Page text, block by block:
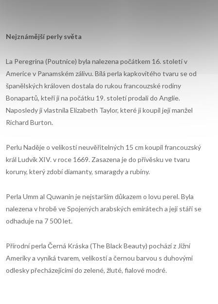
Nejznámější perly světa
La Peregrina (Poutnice) byla nalezena počátkem 16. století v
Americe v Panamském zálivu. Bílá perla kapkovitého tvaru se od
španělských královen dostala do rukou francouzské rodiny
Bonapartů, kteří ji na počátku 19. století prodali do Anglie.
Naposledy ji vlastnila Elizabeth Taylor, které ji koupil její manžel
Richard Burton.
Perlu Naděje o velikosti neuvěřitelných 15 cm koupil francouzský
král Ludvík XIV. v roce 1669. Zasazena je do přívěsku ve tvaru
koruny, který zdobí diamanty, smaragdy a rubíny.
Perla Umm al Quwanin je nejstarším důkazem o lovu perel. Byla
nalezena v hrobě ve Spojených arabských emirátech a její stáří se
odhaduje na 7 500 let.
Přírodní perla Černá Kráska (The Black Beauty) pochází z Jižní
Ameriky a vyniká tvarem, velikostí a černou barvou s duhovými
odlesky přecházejícími do zelené, žluté, fialové modré.